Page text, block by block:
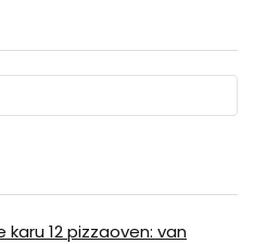
12 pizzaoven: van